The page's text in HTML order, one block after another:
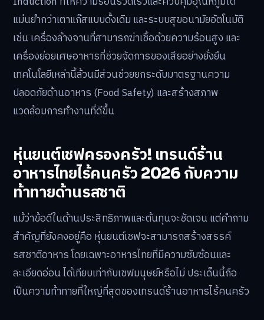
แม่นยำกว่าเตาแก๊สแบบดั้งเดิม และระบบสุขอนามัยอัตโนมัติ
เช่น เครื่องล้างจานที่สามารถฆ่าเชื้อด้วยความร้อนสูง และ
เครื่องย่อยเศษอาหารที่ช่วยจัดการของเสียอย่างยั่งยืน
เทคโนโลยีเหล่านี้ล้วนมีส่วนช่วยยกระดับมาตรฐานความ
ปลอดภัยด้านอาหาร (Food Safety) และสร้างสภาพ
แวดล้อมการทำงานที่ดีขึ้น
หุ่นยนต์เชฟครองครัว! เทรนด์ร้าน
อาหารไทยไร้คนครัว 2026 กับความ
ท้าทายด้านรสชาติ
แม้ว่าข้อดีในด้านประสิทธิภาพและต้นทุนจะชัดเจน แต่คำถาม
สำคัญที่ยังคงอยู่คือ หุ่นยนต์เชฟจะสามารถสร้างสรรค์
รสชาติอาหาร โดยเฉพาะอาหารไทยที่มีความซับซ้อนและ
ละเอียดอ่อน ได้เทียบเท่ากับเชฟมนุษย์หรือไม่ ประเด็นนี้ถือ
เป็นความท้าทายที่ใหญ่ที่สุดของเทรนด์ร้านอาหารไร้คนครัว